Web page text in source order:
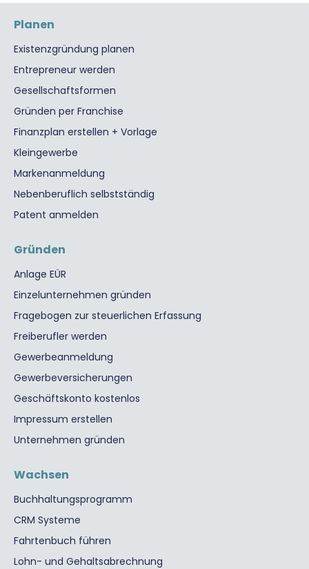
Planen
Existenzgründung planen
Entrepreneur werden
Gesellschaftsformen
Gründen per Franchise
Finanzplan erstellen + Vorlage
Kleingewerbe
Markenanmeldung
Nebenberuflich selbstständig
Patent anmelden
Gründen
Anlage EÜR
Einzelunternehmen gründen
Fragebogen zur steuerlichen Erfassung
Freiberufler werden
Gewerbeanmeldung
Gewerbeversicherungen
Geschäftskonto kostenlos
Impressum erstellen
Unternehmen gründen
Wachsen
Buchhaltungsprogramm
CRM Systeme
Fahrtenbuch führen
Lohn- und Gehaltsabrechnung